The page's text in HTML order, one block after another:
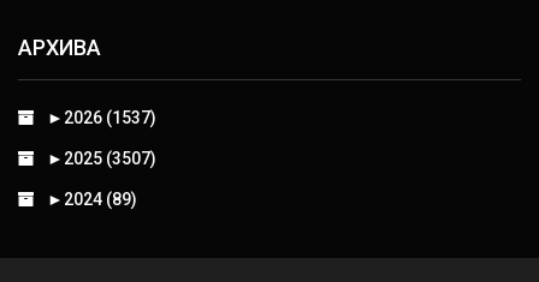
АРХИВА
► 2026 (1537)
► 2025 (3507)
► 2024 (89)